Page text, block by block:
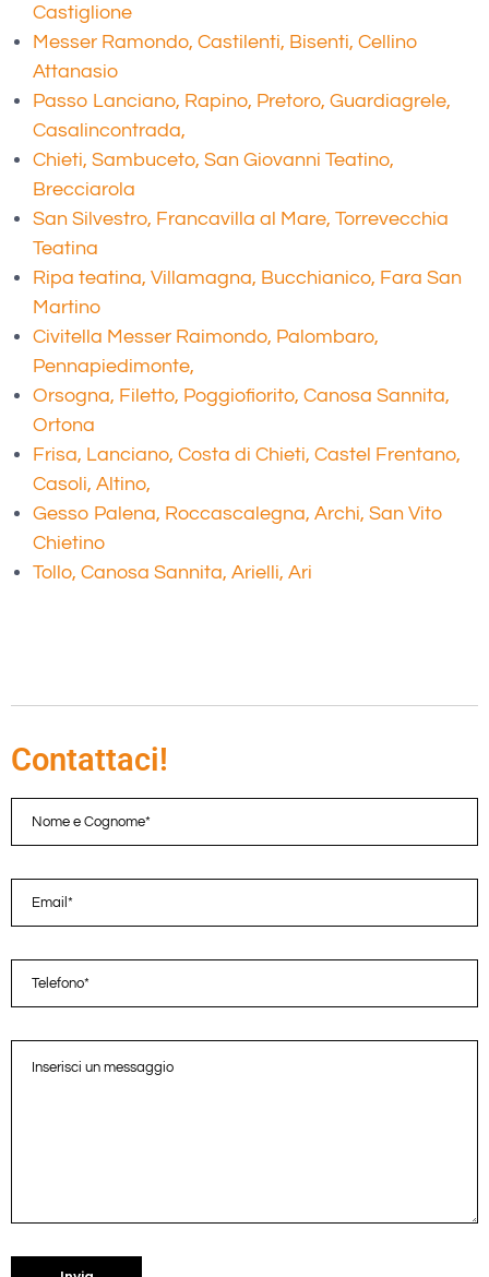
Castiglione
Messer Ramondo, Castilenti, Bisenti, Cellino
Attanasio
Passo Lanciano, Rapino, Pretoro, Guardiagrele,
Casalincontrada,
Chieti, Sambuceto, San Giovanni Teatino,
Brecciarola
San Silvestro, Francavilla al Mare, Torrevecchia
Teatina
Ripa teatina, Villamagna, Bucchianico, Fara San
Martino
Civitella Messer Raimondo, Palombaro,
Pennapiedimonte,
Orsogna, Filetto, Poggiofiorito, Canosa Sannita,
Ortona
Frisa, Lanciano, Costa di Chieti, Castel Frentano,
Casoli, Altino,
Gesso Palena, Roccascalegna, Archi, San Vito
Chietino
Tollo, Canosa Sannita, Arielli, Ari
Contattaci!